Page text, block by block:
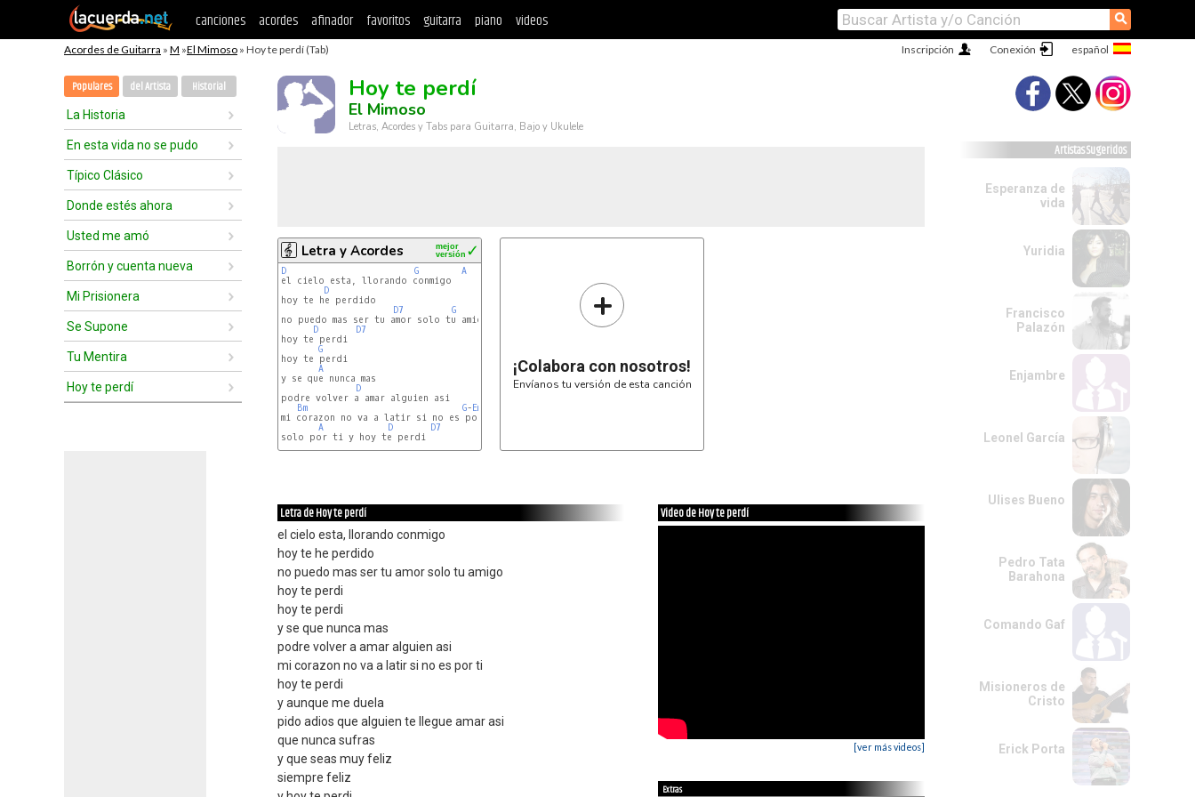
canciones acordes afinador favoritos guitarra piano videos ⚲
Acordes de Guitarra » M »El Mimoso » Hoy te perdí (Tab) Conexión
Inscripción
Populares del Artista Historial
La Historia
En esta vida no se pudo
Típico Clásico
Donde estés ahora
Usted me amó
Borrón y cuenta nueva
Mi Prisionera
Se Supone
Tu Mentira
Hoy te perdí
Hoy te perdí
El Mimoso
Letras, Acordes y Tabs para Guitarra, Bajo y Ukulele
Letra y Acordes ✓
mejor
versión
D G
A
el cielo esta, llorando conmigo
D
hoy te he perdido
D7
G
no puedo mas ser tu amor solo tu amigo
D
D7
hoy te perdi
G
hoy te perdi
A
y se que nunca mas
D
podre volver a amar alguien asi
Bm
G-Em
mi corazon no va a latir si no es por ti
A
D
D7
solo por ti y hoy te perdi
+
¡Colabora con nosotros!
Envíanos tu versión de esta canción
Letra de Hoy te perdí
el cielo esta, llorando conmigo
hoy te he perdido
no puedo mas ser tu amor solo tu amigo
hoy te perdi
hoy te perdi
y se que nunca mas
podre volver a amar alguien asi
mi corazon no va a latir si no es por ti
hoy te perdi
y aunque me duela
pido adios que alguien te llegue amar asi
que nunca sufras
y que seas muy feliz
siempre feliz
Video de Hoy te perdí
[ver más videos]
Extras
Artistas Sugeridos
Esperanza de
vida
Yuridia
Francisco
Palazón
Enjambre
Leonel García
Ulises Bueno
Pedro Tata
Barahona
Comando Gaf
Misioneros de
Cristo
Erick Porta